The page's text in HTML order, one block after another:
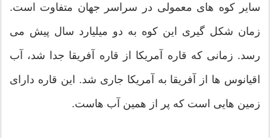
سایر کوه های معمولی در سراسر جهان متفاوت است.
زمان شکل گیری این کوه به دو میلیارد سال پیش می
رسد. زمانی که قاره آمریکا از قاره آفریقا جدا شد، آب
اقیانوس ها از آفریقا به آمریکا جاری شد. این قاره دارای
زمین هایی است که پر از همین آب هاست.